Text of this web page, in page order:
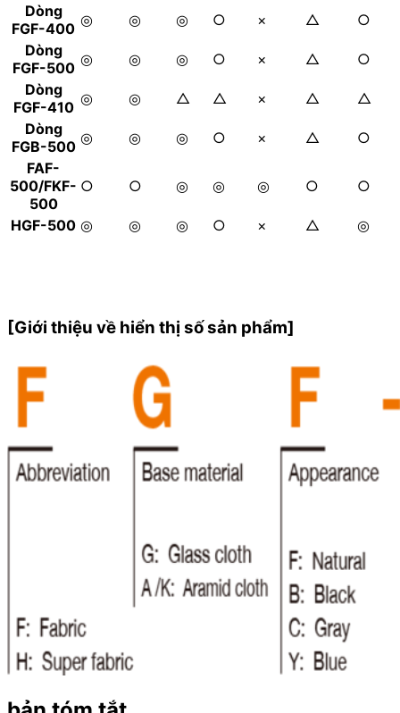
Dòng
FGF-400 ◎ ◎ ◎ ○ × △
○
Dòng
FGF-500 ◎ ◎ ◎ ○ × △
○
Dòng
FGF-410 ◎ ◎ △ △ × △
△
Dòng
FGB-500 ◎ ◎ ◎ ○ × △
○
FAF-
500/FKF-
500
○ ○ ◎ ◎ ◎ ○ ○
HGF-500 ◎ ◎ ◎ ○ × △ ◎
[Giới thiệu về hiển thị số sản phẩm]